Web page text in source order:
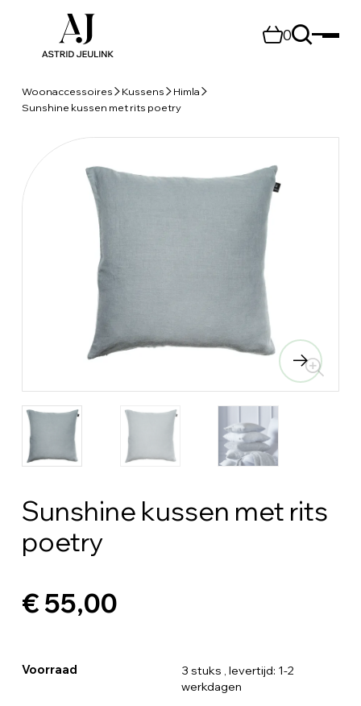
0
Woonaccessoires Kussens
Himla
Sunshine kussen met rits poetry
Sunshine kussen met rits
poetry
€ 55,00
Voorraad 3 stuks , levertijd: 1-2
werkdagen